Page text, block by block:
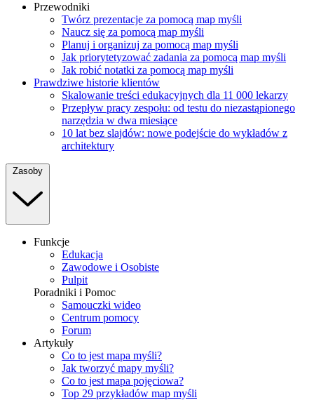
Przewodniki
Twórz prezentacje za pomocą map myśli
Naucz się za pomocą map myśli
Planuj i organizuj za pomocą map myśli
Jak priorytetyzować zadania za pomocą map myśli
Jak robić notatki za pomocą map myśli
Prawdziwe historie klientów
Skalowanie treści edukacyjnych dla 11 000 lekarzy
Przepływ pracy zespołu: od testu do niezastąpionego
narzędzia w dwa miesiące
10 lat bez slajdów: nowe podejście do wykładów z
architektury
Zasoby
Funkcje
Edukacja
Zawodowe i Osobiste
Pulpit
Poradniki i Pomoc
Samouczki wideo
Centrum pomocy
Forum
Artykuły
Co to jest mapa myśli?
Jak tworzyć mapy myśli?
Co to jest mapa pojęciowa?
Top 29 przykładów map myśli